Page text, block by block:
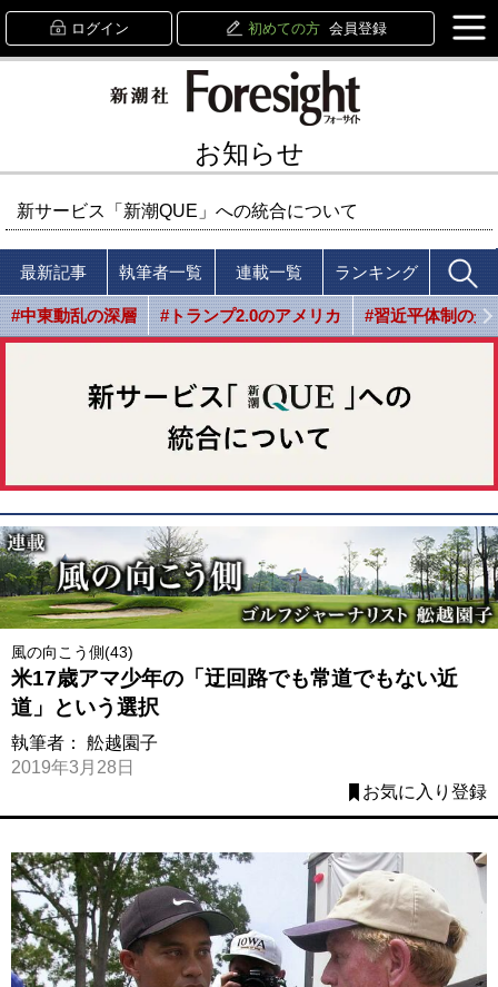
ログイン 初めての方 会員登録
お知らせ
新サービス「新潮QUE」への統合について
最新記事 執筆者一覧 連載一覧 ランキング
#中東動乱の深層 #トランプ2.0のアメリカ #習近平体制の光
風の向こう側(43)
米17歳アマ少年の「迂回路でも常道でもない近
道」という選択
執筆者： 舩越園子
2019年3月28日
お気に入り登録